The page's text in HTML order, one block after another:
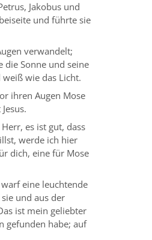
Jakobus und
und führte sie
verwandelt;
die Sonne und seine
wie das Licht.
ihren Augen Mose
es ist gut, dass
werde ich hier
dich, eine für Mose
eine leuchtende
und aus der
ist mein geliebter
gefunden habe; auf